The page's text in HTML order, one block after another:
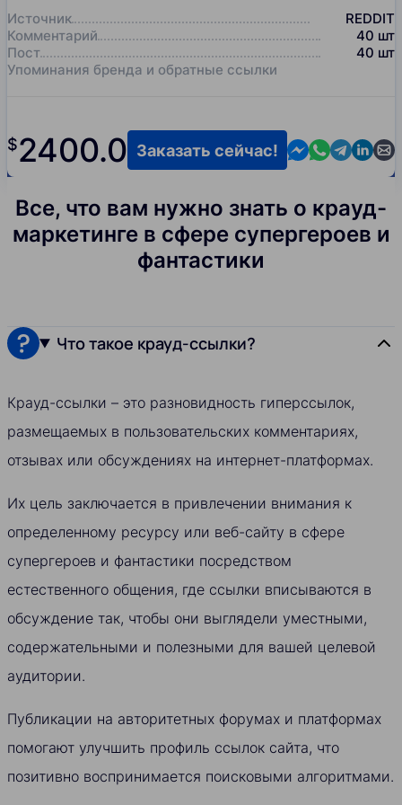
Источник
REDDIT
Комментарий
40 шт
Пост
40 шт
Упоминания бренда и обратные ссылки
$2400.0 Contact us in
Contact us
Contact
Заказать сейчас!
Все, что вам нужно знать о крауд-
маркетинге в сфере супергероев и
фантастики
Что такое крауд-ссылки?
Крауд-ссылки – это разновидность гиперссылок,
размещаемых в пользовательских комментариях,
отзывах или обсуждениях на интернет-платформах.
Их цель заключается в привлечении внимания к
определенному ресурсу или веб-сайту в сфере
супергероев и фантастики посредством
естественного общения, где ссылки вписываются в
обсуждение так, чтобы они выглядели уместными,
содержательными и полезными для вашей целевой
аудитории.
Публикации на авторитетных форумах и платформах
помогают улучшить профиль ссылок сайта, что
позитивно воспринимается поисковыми алгоритмами.